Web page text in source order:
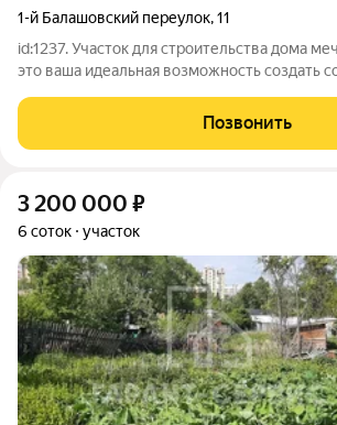
1-й Балашовский переулок,11
id:1237. Участок для строительства дома
это ваша идеальная возможность создать
ваш вкус и образ жизни. Ровный участок
расположен в тихом
Позвонить
3 200 000 ₽
6 соток участок